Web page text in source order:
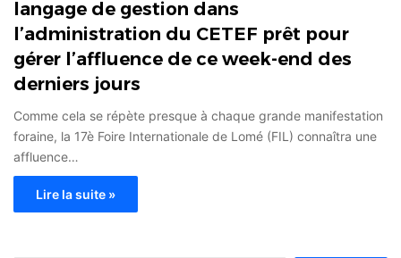
langage de gestion dans
l’administration du CETEF prêt pour
gérer l’affluence de ce week-end des
derniers jours
Comme cela se répète presque à chaque grande manifestation
foraine, la 17è Foire Internationale de Lomé (FIL) connaîtra une
affluence…
Lire la suite »